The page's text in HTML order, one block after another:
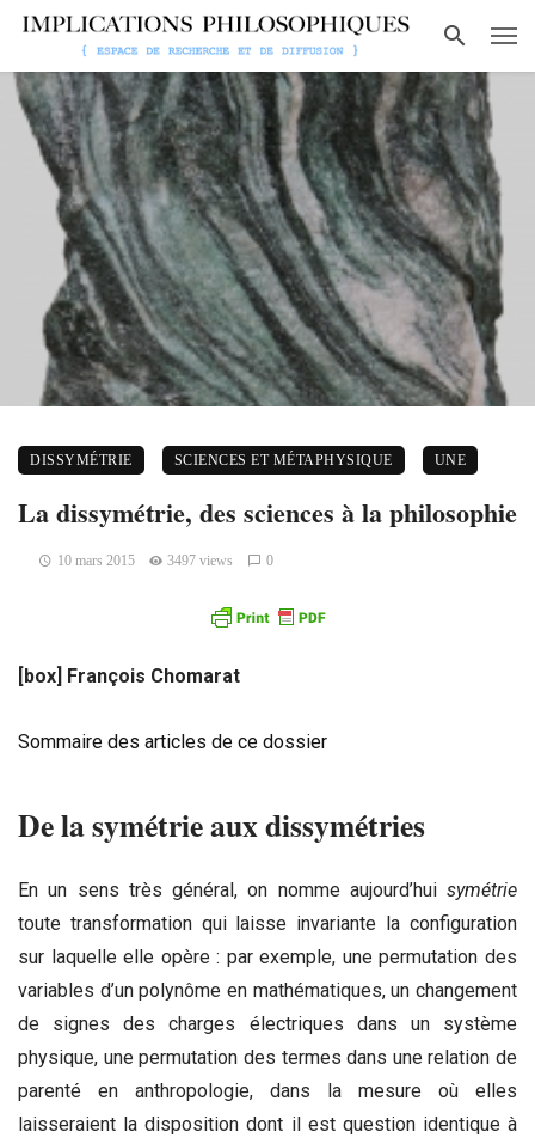
DISSYMÉTRIE SCIENCES ET MÉTAPHYSIQUE UNE
La dissymétrie, des sciences à la philosophie
10 mars 2015 3497 views 0
[box] François Chomarat
Sommaire des articles de ce dossier
De la symétrie aux dissymétries
En un sens très général, on nomme aujourd’hui symétrie
toute transformation qui laisse invariante la configuration
sur laquelle elle opère : par exemple, une permutation des
variables d’un polynôme en mathématiques, un changement
de signes des charges électriques dans un système
physique, une permutation des termes dans une relation de
parenté en anthropologie, dans la mesure où elles
laisseraient la disposition dont il est question identique à